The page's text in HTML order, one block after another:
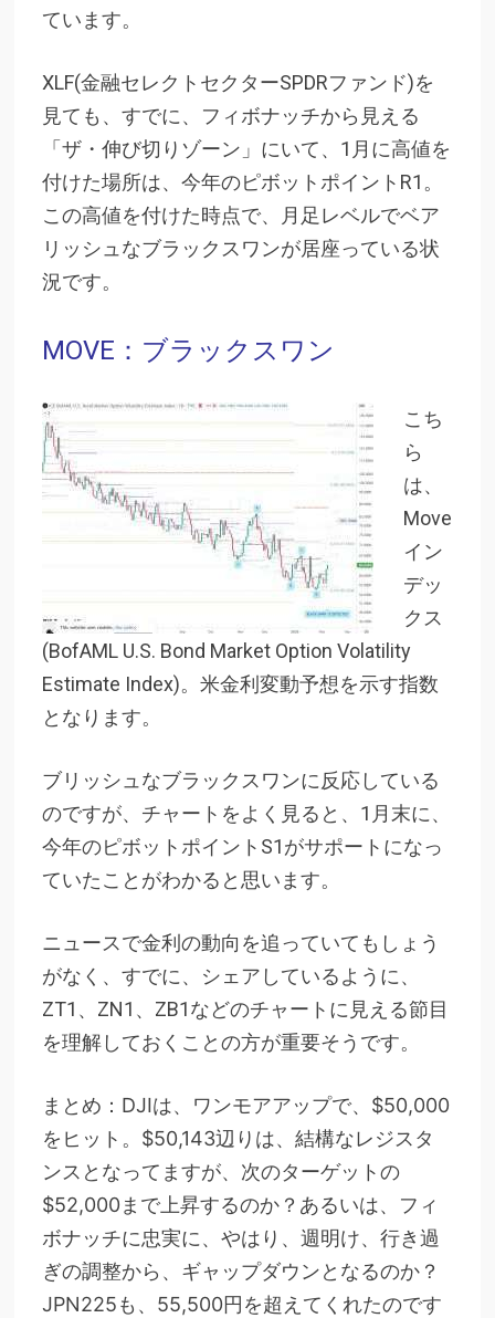
ています。
XLF(金融セレクトセクターSPDRファンド)を
見ても、すでに、フィボナッチから見える
「ザ・伸び切りゾーン」にいて、1月に高値を
付けた場所は、今年のピボットポイントR1。
この高値を付けた時点で、月足レベルでベア
リッシュなブラックスワンが居座っている状
況です。
MOVE：ブラックスワン
こち
ら
は、
Move
イン
デッ
クス
(BofAML U.S. Bond Market Option Volatility
Estimate Index)。米金利変動予想を示す指数
となります。
ブリッシュなブラックスワンに反応している
のですが、チャートをよく見ると、1月末に、
今年のピボットポイントS1がサポートになっ
ていたことがわかると思います。
ニュースで金利の動向を追っていてもしょう
がなく、すでに、シェアしているように、
ZT1、ZN1、ZB1などのチャートに見える節目
を理解しておくことの方が重要そうです。
まとめ： DJIは、ワンモアアップで、$50,000
をヒット。$50,143辺りは、結構なレジスタ
ンスとなってますが、次のターゲットの
$52,000まで上昇するのか？あるいは、フィ
ボナッチに忠実に、やはり、週明け、行き過
ぎの調整から、ギャップダウンとなるのか？
JPN225も、55,500円を超えてくれたのです